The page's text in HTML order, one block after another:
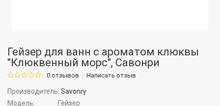
Гейзер для ванн с ароматом клюквы
"Клюквенный морс", Савонри
0 отзывов Написать отзыв
Производитель: Savonry
Модель:
Гейзер